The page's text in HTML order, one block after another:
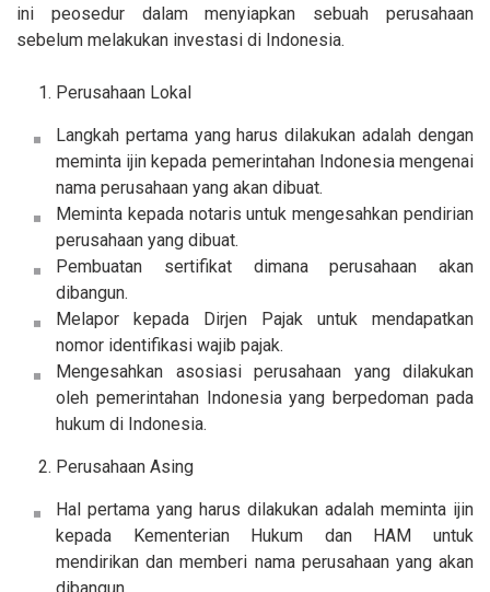
ini peosedur dalam menyiapkan sebuah perusahaan
sebelum melakukan investasi di Indonesia.
Perusahaan Lokal
Langkah pertama yang harus dilakukan adalah dengan
meminta ijin kepada pemerintahan Indonesia mengenai
nama perusahaan yang akan dibuat.
Meminta kepada notaris untuk mengesahkan pendirian
perusahaan yang dibuat.
Pembuatan sertifikat dimana perusahaan akan
dibangun.
Melapor kepada Dirjen Pajak untuk mendapatkan
nomor identifikasi wajib pajak.
Mengesahkan asosiasi perusahaan yang dilakukan
oleh pemerintahan Indonesia yang berpedoman pada
hukum di Indonesia.
Perusahaan Asing
Hal pertama yang harus dilakukan adalah meminta ijin
kepada Kementerian Hukum dan HAM untuk
mendirikan dan memberi nama perusahaan yang akan